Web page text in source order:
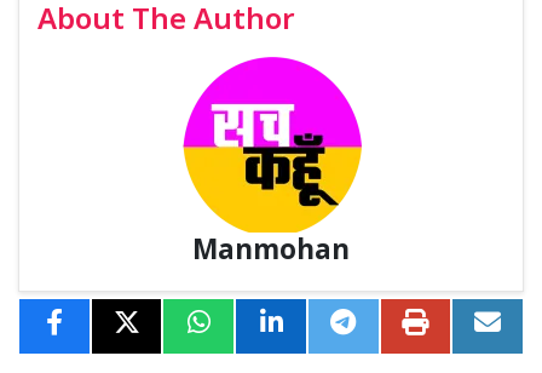
About The Author
Manmohan